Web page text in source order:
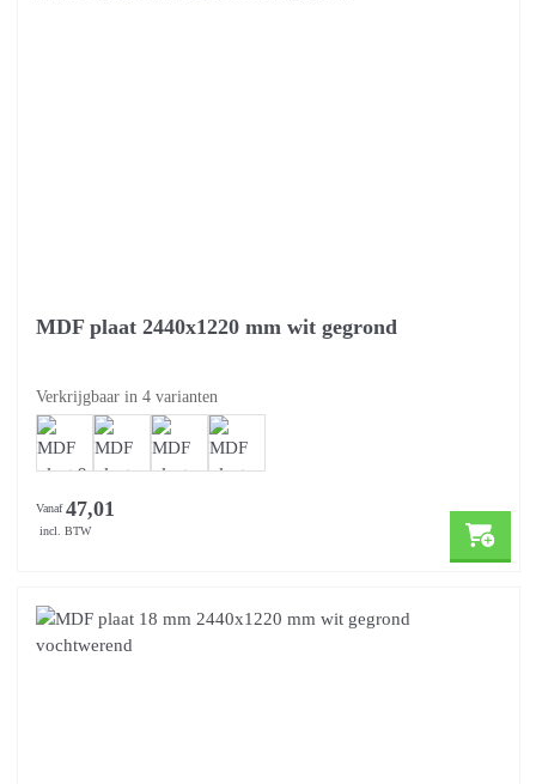
MDF plaat 2440x1220 mm wit gegrond
Verkrijgbaar in 4 varianten
Vanaf 47,01
incl. BTW